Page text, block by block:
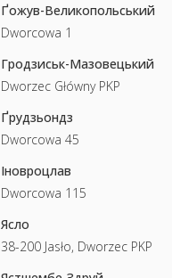
Ґожув-Великопольський
Dworcowa 1
Гродзиськ-Мазовецький
Dworzec Główny PKP
Ґрудзьондз
Dworcowa 45
Іновроцлав
Dworcowa 115
Ясло
38-200 Jasło, Dworzec PKP